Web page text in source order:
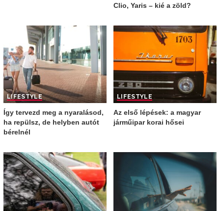
Clio, Yaris – kié a zöld?
LIFESTYLE
Így tervezd meg a nyaralásod,
ha repülsz, de helyben autót
bérelnél
LIFESTYLE
Az első lépések: a magyar
járműipar korai hősei